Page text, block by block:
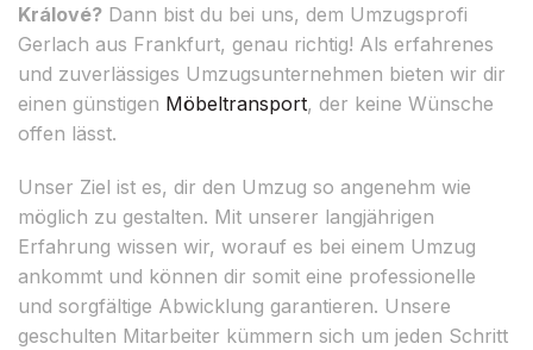
Králové? Dann bist du bei uns, dem Umzugsprofi
Gerlach aus Frankfurt, genau richtig! Als erfahrenes
und zuverlässiges Umzugsunternehmen bieten wir dir
einen günstigen Möbeltransport, der keine Wünsche
offen lässt.
Unser Ziel ist es, dir den Umzug so angenehm wie
möglich zu gestalten. Mit unserer langjährigen
Erfahrung wissen wir, worauf es bei einem Umzug
ankommt und können dir somit eine professionelle
und sorgfältige Abwicklung garantieren. Unsere
geschulten Mitarbeiter kümmern sich um jeden Schritt